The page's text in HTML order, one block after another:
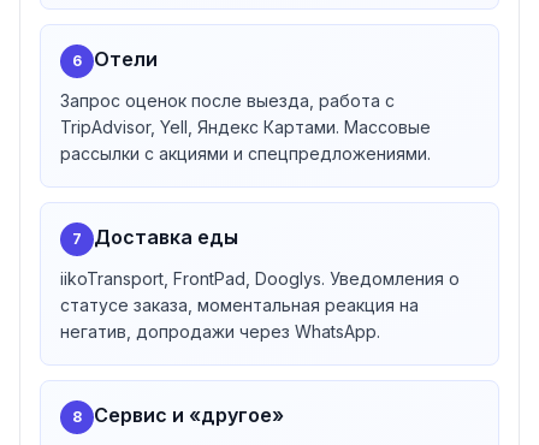
6 Отели
Запрос оценок после выезда, работа с
TripAdvisor, Yell, Яндекс Картами. Массовые
рассылки с акциями и спецпредложениями.
7 Доставка еды
iikoTransport, FrontPad, Dooglys. Уведомления о
статусе заказа, моментальная реакция на
негатив, допродажи через WhatsApp.
8 Сервис и «другое»